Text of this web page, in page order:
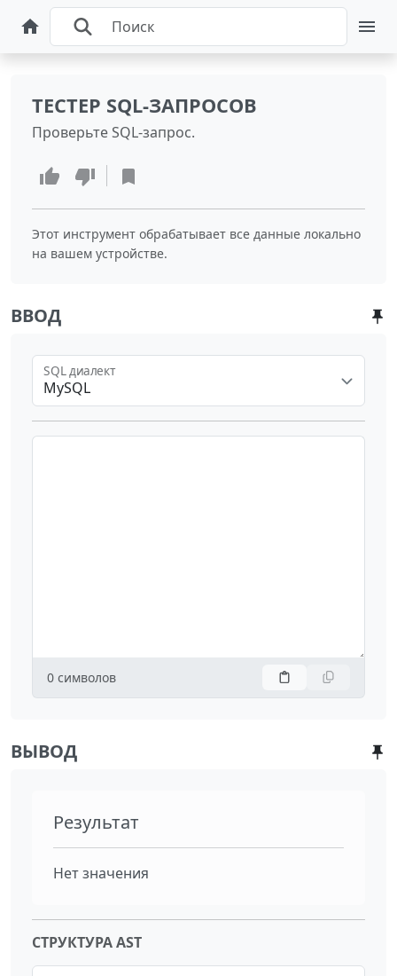
ТЕСТЕР SQL-ЗАПРОСОВ
Проверьте SQL-запрос.
Этот инструмент обрабатывает все данные локально
на вашем устройстве.
ВВОД
MySQL
SQL диалект
0 символов
ВЫВОД
Результат
Нет значения
СТРУКТУРА AST